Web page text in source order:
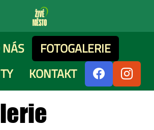
NÁS
FOTOGALERIE
KONTAKT